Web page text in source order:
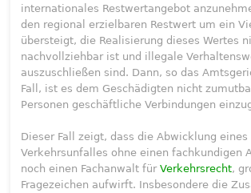
internationales Restwertangebot
den regional erzielbaren Restwert um ein
übersteigt, die Realisierung dieses Wertes
nachvollziehbar ist und illegale
auszuschließen sind. Dann, so das
Fall, ist es dem Geschädigten nicht
Personen geschäftliche Verbindungen
Dieser Fall zeigt, dass die Abwicklung eines
Verkehrsunfalles ohne einen fachkundigen
noch einen Fachanwalt fürVerkehrsrecht,
Fragezeichen aufwirft. Insbesondere die